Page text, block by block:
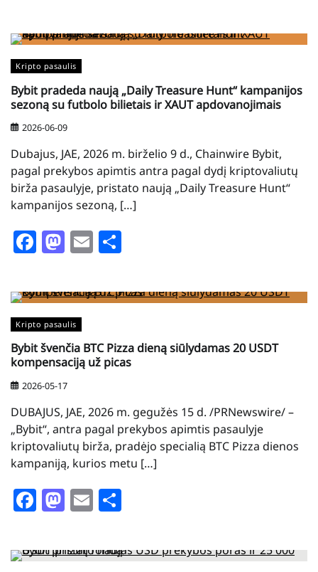
Kripto pasaulis
Bybit pradeda naują „Daily Treasure Hunt“ kampanijos
sezoną su futbolo bilietais ir XAUT apdovanojimais
2026-06-09
Dubajus, JAE, 2026 m. birželio 9 d., Chainwire Bybit,
pagal prekybos apimtis antra pagal dydį kriptovaliutų
birža pasaulyje, pristato naują „Daily Treasure Hunt“
kampanijos sezoną, […]
Facebook
Mastodon
Email
Kripto pasaulis
Bybit švenčia BTC Pizza dieną siūlydamas 20 USDT
kompensaciją už picas
2026-05-17
DUBAJUS, JAE, 2026 m. gegužės 15 d. /PRNewswire/ –
„Bybit“, antra pagal prekybos apimtis pasaulyje
kriptovaliutų birža, pradėjo specialią BTC Pizza dienos
kampaniją, kurios metu […]
Facebook
Mastodon
Email